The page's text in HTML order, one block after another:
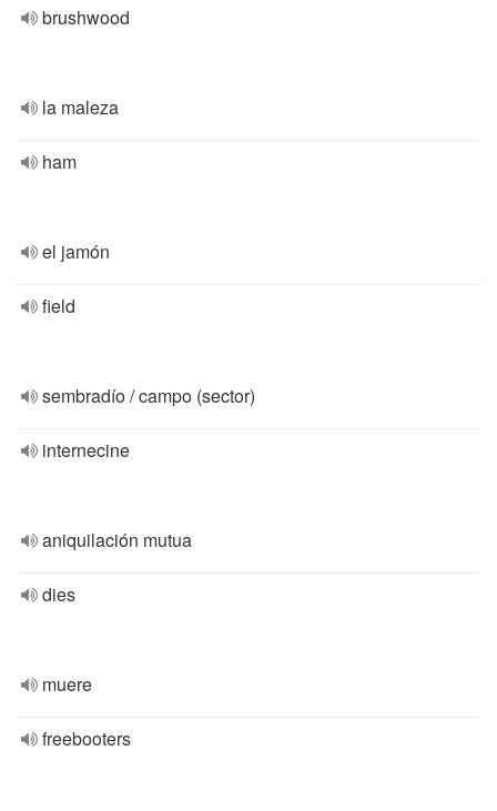
brushwood
la maleza
ham
el jamón
field
sembradío / campo (sector)
internecine
aniquilación mutua
dies
muere
freebooters